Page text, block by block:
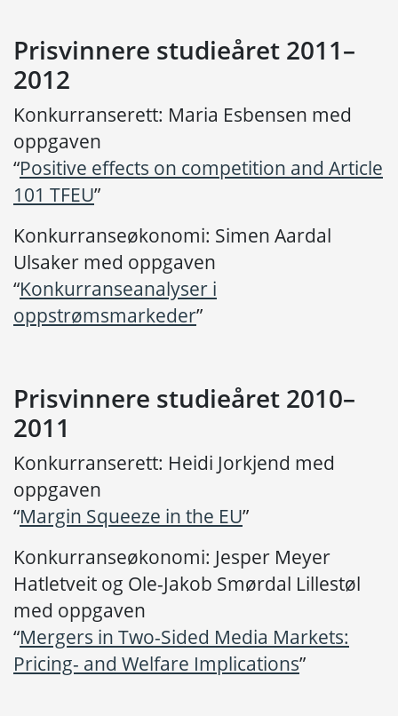
Prisvinnere studieåret 2011–
2012
Konkurranserett: Maria Esbensen med
oppgaven
“Positive effects on competition and Article
101 TFEU”
Konkurranseøkonomi: Simen Aardal
Ulsaker med oppgaven
“Konkurranseanalyser i
oppstrømsmarkeder”
Prisvinnere studieåret 2010–
2011
Konkurranserett: Heidi Jorkjend med
oppgaven
“Margin Squeeze in the EU”
Konkurranseøkonomi: Jesper Meyer
Hatletveit og Ole-Jakob Smørdal Lillestøl
med oppgaven
“Mergers in Two-Sided Media Markets:
Pricing- and Welfare Implications”